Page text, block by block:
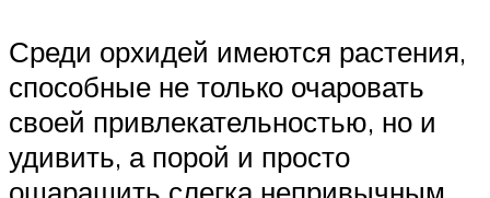
Среди орхидей имеются растения,
способные не только очаровать
своей привлекательностью, но и
удивить, а порой и просто